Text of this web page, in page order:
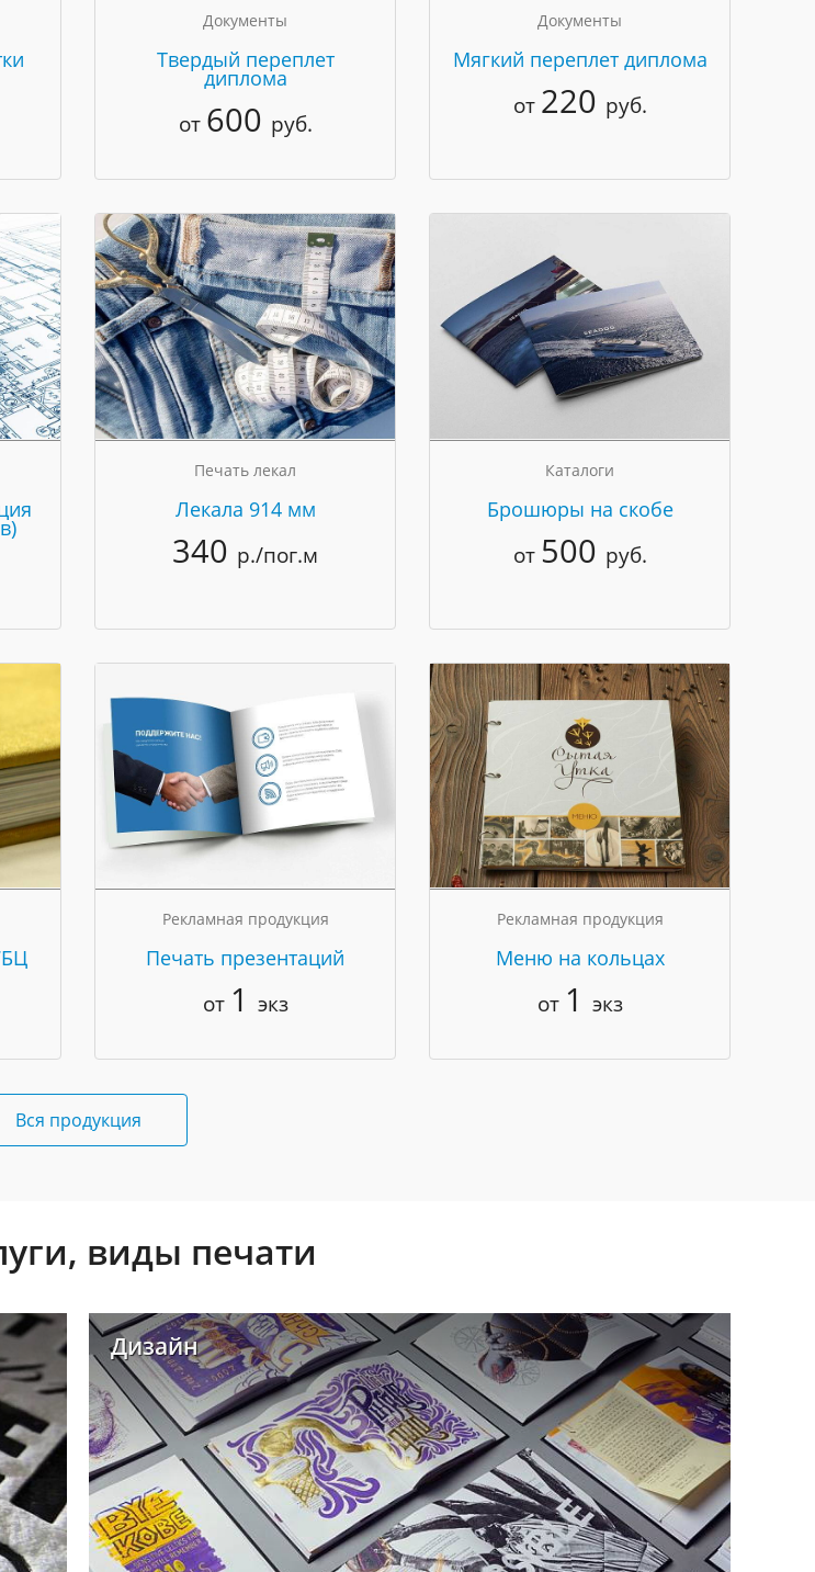
Документы
Твердый переплет
диплома
от 600 руб.
Документы
Мягкий переплет диплома
от 220 руб.
Печать лекал
Лекала 914 мм
340 р./пог.м
Каталоги
Брошюры на скобе
от 500 руб.
Рекламная продукция
Печать презентаций
от 1 экз
Рекламная продукция
Меню на кольцах
от 1 экз
Вся продукция
виды печати
Дизайн